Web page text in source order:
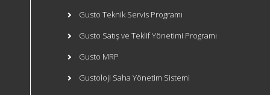
Gusto Teknik Servis Programı
Gusto Satış ve Teklif Yönetimi Programı
Gusto MRP
Gustoloji Saha Yönetim Sistemi